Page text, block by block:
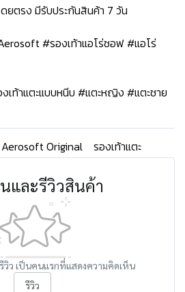
ยตรง มีรับประกันสินค้า 7 วัน
#รองเท้าแอโร่ซอฟ #แอโร่
เท้าแตะแบบหนีบ #แตะหญิง #แตะชาย
Aerosoft Original รองเท้าแตะ
และรีวิวสินค้า
วิว เป็นคนแรกที่แสดงความคิดเห็น
รีวิว